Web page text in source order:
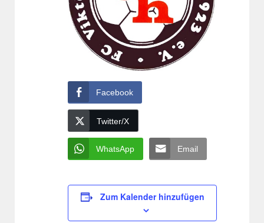
Facebook
Twitter/X
WhatsApp Email
Zum Kalender hinzufügen